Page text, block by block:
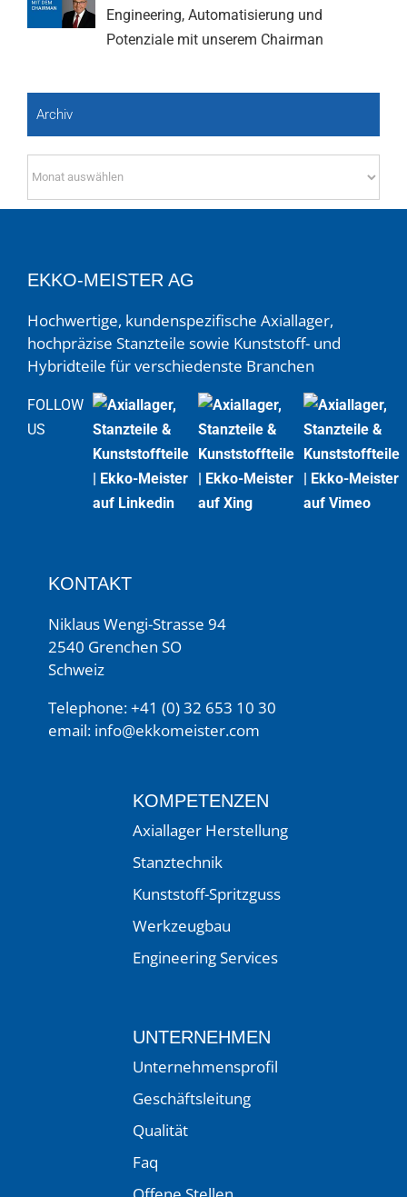
Engineering, Automatisierung und
Potenziale mit unserem Chairman
Archiv
EKKO-MEISTER AG
Hochwertige, kundenspezifische Axiallager,
hochpräzise Stanzteile sowie Kunststoff- und
Hybridteile für verschiedenste Branchen
FOLLOW
US
KONTAKT
Niklaus Wengi-Strasse 94
2540 Grenchen SO
Schweiz
Telephone:+41 (0) 32 653 10 30
email: info@ekkomeister.com
KOMPETENZEN
Axiallager Herstellung
Stanztechnik
Kunststoff-Spritzguss
Werkzeugbau
Engineering Services
UNTERNEHMEN
Unternehmensprofil
Geschäftsleitung
Qualität
Faq